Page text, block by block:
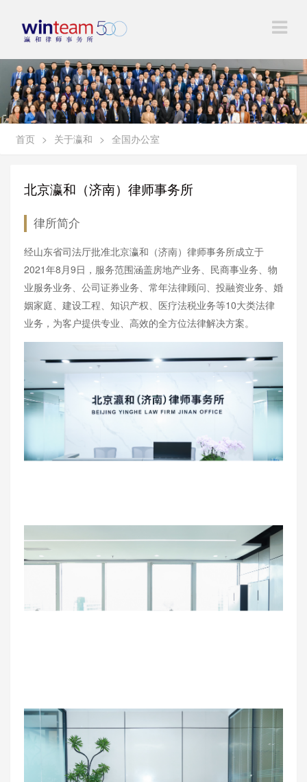
首页 > 关于瀛和 > 全国办公室
北京瀛和（济南）律师事务所
律所简介
经山东省司法厅批准北京瀛和（济南）律师事务所成立于
2021年8月9日， 服务范围涵盖房地产业务、民商事业务、物
业服务业务、公司证券业务、常年法律顾问、投融资业务、婚
姻家庭、建设工程、知识产权、医疗法税业务等10大类法律
业务，为客户提供专业、高效的全方位法律解决方案。